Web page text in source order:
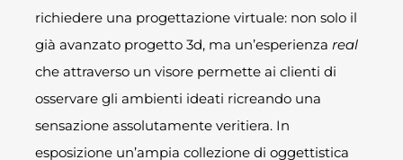
richiedere una progettazione virtuale: non solo il
già avanzato progetto 3d, ma un’esperienzareal
che attraverso un visore permette ai clienti di
osservare gli ambienti ideati ricreando una
sensazione assolutamente veritiera. In
esposizione un’ampia collezione di oggettistica